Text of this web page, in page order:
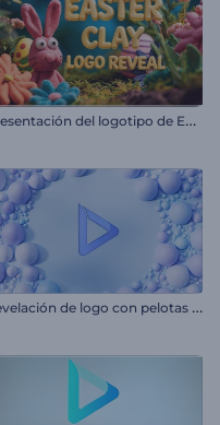
P
resentación del logotipo de Easter Clay
R
evelación de logo con pelotas suaves